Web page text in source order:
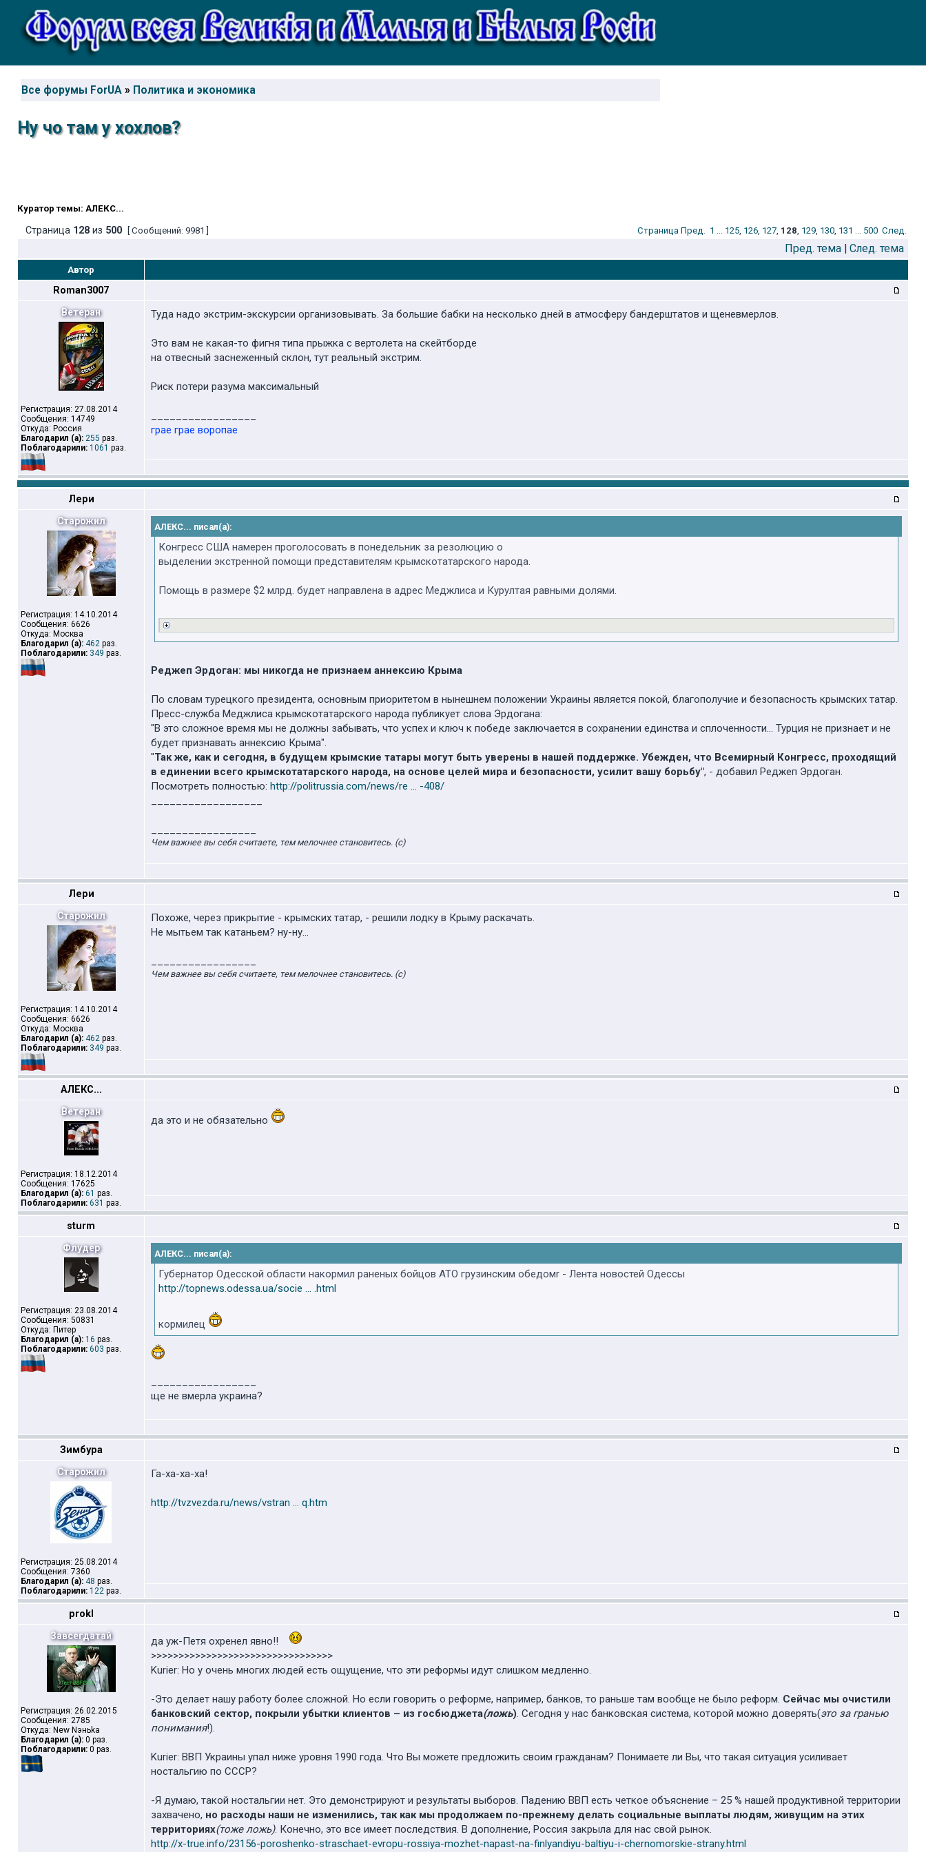
Все форумы ForUA » Политика и экономика
Ну чо там у хохлов?
Куратор темы: АЛЕКС...
Страница 128 из 500 [ Сообщений: 9981 ] Стрaница Пред. 1 ... 125, 126, 127, 128, 129, 130, 131 ... 500 След.
Пред. тема | След. тема
Автор
Roman3007
Ветеран
Регистрация: 27.08.2014
Сообщения: 14749
Откуда: Россия
Благодарил (а): 255 раз.
Поблагодарили: 1061 раз.
Туда надо экстрим-экскурсии организовывать. За большие бабки на несколько дней в атмосферу бандерштатов и щеневмерлов.
Это вам не какая-то фигня типа прыжка с вертолета на скейтборде
на отвесный заснеженный склон, тут реальный экстрим.
Риск потери разума максимальный
грае грае воропае
Лери
Старожил
Регистрация: 14.10.2014
Сообщения: 6626
Откуда: Москва
Благодарил (а): 462 раз.
Поблагодарили: 349 раз.
АЛЕКС... писал(а):
Конгресс США намерен проголосовать в понедельник за резолюцию о
выделении экстренной помощи представителям крымскотатарского народа.
Помощь в размере $2 млрд. будет направлена в адрес Меджлиса и Курултая равными долями.
Реджеп Эрдоган: мы никогда не признаем аннексию Крыма
По словам турецкого президента, основным приоритетом в нынешнем положении Украины является покой, благополучие и безопасность крымских татар.
Пресс-служба Меджлиса крымскотатарского народа публикует слова Эрдогана:
"В это сложное время мы не должны забывать, что успех и ключ к победе заключается в сохранении единства и сплоченности... Турция не признает и не
будет признавать аннексию Крыма".
"Так же, как и сегодня, в будущем крымские татары могут быть уверены в нашей поддержке. Убежден, что Всемирный Конгресс, проходящий
в единении всего крымскотатарского народа, на основе целей мира и безопасности, усилит вашу борьбу", - добавил Реджеп Эрдоган.
Посмотреть полностью: http://politrussia.com/news/re ... -408/
Чем важнее вы себя считаете, тем мелочнее становитесь. (с)
Лери
Старожил
Регистрация: 14.10.2014
Сообщения: 6626
Откуда: Москва
Благодарил (а): 462 раз.
Поблагодарили: 349 раз.
Похоже, через прикрытие - крымских татар, - решили лодку в Крыму раскачать.
Не мытьем так катаньем? ну-ну...
Чем важнее вы себя считаете, тем мелочнее становитесь. (с)
АЛЕКС...
Ветеран
Регистрация: 18.12.2014
Сообщения: 17625
Благодарил (а): 61 раз.
Поблагодарили: 631 раз.
да это и не обязательно
sturm
Флудер
Регистрация: 23.08.2014
Сообщения: 50831
Откуда: Питер
Благодарил (а): 16 раз.
Поблагодарили: 603 раз.
АЛЕКС... писал(а):
Губернатор Одесской области накормил раненых бойцов АТО грузинским обедомr - Лента новостей Одессы
http://topnews.odessa.ua/socie ... .html
кормилец
ще не вмерла украина?
Зимбура
Старожил
Регистрация: 25.08.2014
Сообщения: 7360
Благодарил (а): 48 раз.
Поблагодарили: 122 раз.
Га-ха-ха-ха!
http://tvzvezda.ru/news/vstran ... q.htm
prokl
Завсегдатай
Регистрация: 26.02.2015
Сообщения: 2785
Откуда: New Nэньka
Благодарил (а): 0 раз.
Поблагодарили: 0 раз.
да уж-Петя охренел явно!!
>>>>>>>>>>>>>>>>>>>>>>>>>>>>>>>>>
Kurier: Но у очень многих людей есть ощущение, что эти реформы идут слишком медленно.
-Это делает нашу работу более сложной. Но если говорить о реформе, например, банков, то раньше там вообще не было реформ. Сейчас мы очистили
банковский сектор, покрыли убытки клиентов – из госбюджета(ложь). Сегодня у нас банковская система, которой можно доверять(это за гранью
понимания!).
Kurier: ВВП Украины упал ниже уровня 1990 года. Что Вы можете предложить своим гражданам? Понимаете ли Вы, что такая ситуация усиливает
ностальгию по СССР?
-Я думаю, такой ностальгии нет. Это демонстрируют и результаты выборов. Падению ВВП есть четкое объяснение – 25 % нашей продуктивной территории
захвачено, но расходы наши не изменились, так как мы продолжаем по-прежнему делать социальные выплаты людям, живущим на этих
территориях(тоже ложь). Конечно, это все имеет последствия. В дополнение, Россия закрыла для нас свой рынок.
http://x-true.info/23156-poroshenko-straschaet-evropu-rossiya-mozhet-napast-na-finlyandiyu-baltiyu-i-chernomorskie-strany.html